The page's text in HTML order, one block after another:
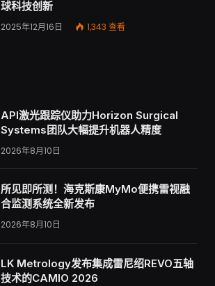
球科技创新
2025年12月16日 1,343 查看
API激光跟踪仪助力Horizon Surgical
Systems团队大幅提升机器人精度
2026年8月10日
所见即所测！海克斯康MyMo便携雷视融
合监测系统全新发布
2026年8月10日
LK Metrology发布集成雷尼绍REVO五轴
技术的CAMIO 2026